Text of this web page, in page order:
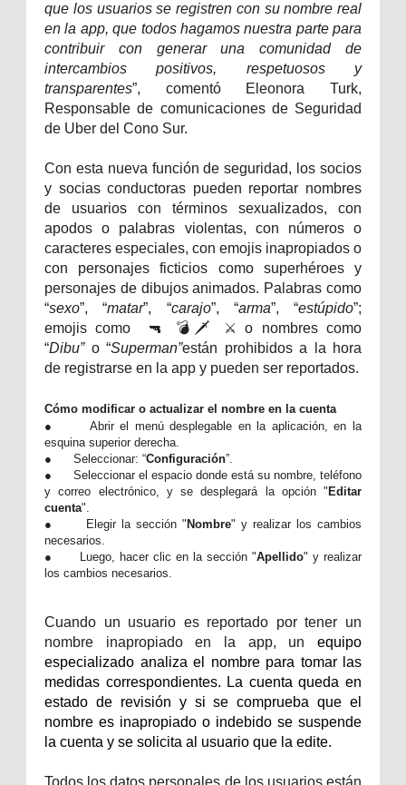
que los usuarios se registren con su nombre real
en la app, que todos hagamos nuestra parte para
contribuir con generar una comunidad de
intercambios positivos, respetuosos y
transparentes”, comentó Eleonora Turk,
Responsable de comunicaciones de Seguridad
de Uber del Cono Sur.
Con esta nueva función de seguridad, los socios
y socias conductoras pueden reportar nombres
de usuarios con términos sexualizados, con
apodos o palabras violentas, con números o
caracteres especiales, con emojis inapropiados o
con personajes ficticios como superhéroes y
personajes de dibujos animados. Palabras como
“sexo”, “matar”, “carajo”, “arma”, “estúpido”;
emojis como
🔫 💣🗡 ⚔️ o nombres como
“Dibu”o “Superman”están prohibidos a la hora
de registrarse en la app y pueden ser reportados.
Cómo modificar o actualizar el nombre en la cuenta
●
Abrir el menú desplegable en la aplicación, en la
esquina superior derecha.
●
Seleccionar: “Configuración”.
●
Seleccionar el espacio donde está su nombre, teléfono
y correo electrónico, y se desplegará la opción " Editar
cuenta".
●
Elegir la sección " Nombre" y realizar los cambios
necesarios.
●
Luego, hacer clic en la sección "Apellido" y realizar
los cambios necesarios.
Cuando un usuario es reportado por tener un
nombre inapropiado en la app, un equipo
especializado analiza el nombre para tomar las
medidas correspondientes. La cuenta queda en
estado de revisión y si se comprueba que el
nombre es inapropiado o indebido se suspende
la cuenta y se solicita al usuario que la edite.
Todos los datos personales de los usuarios están